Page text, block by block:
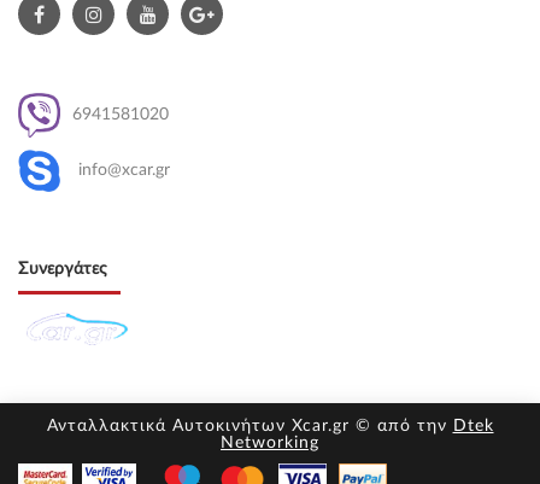
6941581020
info@xcar.gr
Συνεργάτες
Ανταλλακτικά Αυτοκινήτων Xcar.gr © από την Dtek
Networking